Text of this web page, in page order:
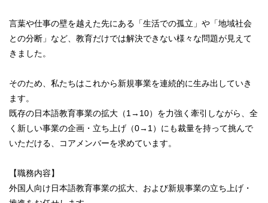
言葉や仕事の壁を越えた先にある「生活での孤立」や「地域社会
との分断」など、教育だけでは解決できない様々な問題が見えて
きました。
そのため、私たちはこれから新規事業を連続的に生み出していき
ます。
既存の日本語教育事業の拡大（1→10）を力強く牽引しながら、全
く新しい事業の企画・立ち上げ（0→1）にも裁量を持って挑んで
いただける、コアメンバーを求めています。
【職務内容】
外国人向け日本語教育事業の拡大、および新規事業の立ち上げ・